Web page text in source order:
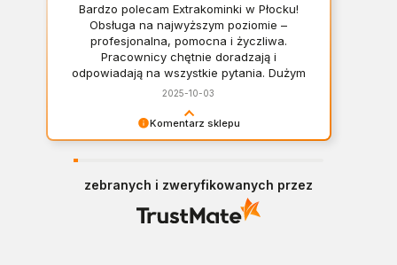
Komentarz sklepu
Bardzo polecam Extrakominki w Płocku!
Obsługa na najwyższym poziomie –
profesjonalna, pomocna i życzliwa.
Pracownicy chętnie doradzają i
odpowiadają na wszystkie pytania. Dużym
plusem jest szeroki wybór asortymentu –
kominków po nowoczesne rozwiązania
dopasowane do różnych wnętrz. Zakupy
2025-10-03
zebranych i zweryfikowanych przez